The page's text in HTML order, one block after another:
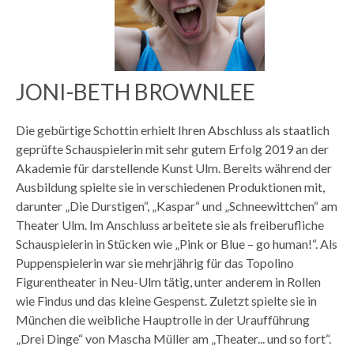
JONI-BETH BROWNLEE
Die gebürtige Schottin erhielt Ihren Abschluss als staatlich
geprüfte Schauspielerin mit sehr gutem Erfolg 2019 an der
Akademie für darstellende Kunst Ulm. Bereits während der
Ausbildung spielte sie in verschiedenen Produktionen mit,
darunter „Die Durstigen“, „Kaspar“ und „Schneewittchen“ am
Theater Ulm. Im Anschluss arbeitete sie als freiberufliche
Schauspielerin in Stücken wie „Pink or Blue – go human!“. Als
Puppenspielerin war sie mehrjährig für das Topolino
Figurentheater in Neu-Ulm tätig, unter anderem in Rollen
wie Findus und das kleine Gespenst. Zuletzt spielte sie in
München die weibliche Hauptrolle in der Uraufführung
„Drei Dinge“ von Mascha Müller am „Theater... und so fort“.